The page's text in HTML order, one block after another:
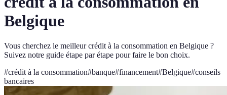
Belgique
Vous cherchez le meilleur crédit à la consommation en Belgique ?
Suivez notre guide étape par étape pour faire le bon choix.
#crédit à la consommation#banque#financement#Belgique#conseils
bancaires